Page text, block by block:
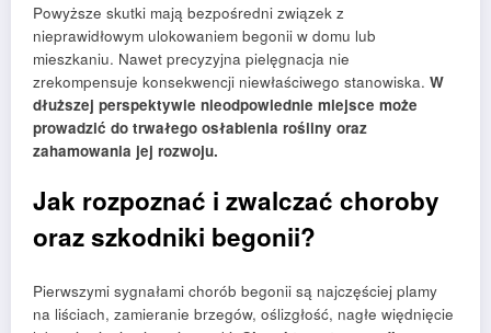
Powyższe skutki mają bezpośredni związek z
nieprawidłowym ulokowaniem begonii w domu lub
mieszkaniu. Nawet precyzyjna pielęgnacja nie
zrekompensuje konsekwencji niewłaściwego stanowiska. W
dłuższej perspektywie nieodpowiednie miejsce może
prowadzić do trwałego osłabienia rośliny oraz
zahamowania jej rozwoju.
Jak rozpoznać i zwalczać choroby
oraz szkodniki begonii?
Pierwszymi sygnałami chorób begonii są najczęściej plamy
na liściach, zamieranie brzegów, oślizgłość, nagłe więdnięcie